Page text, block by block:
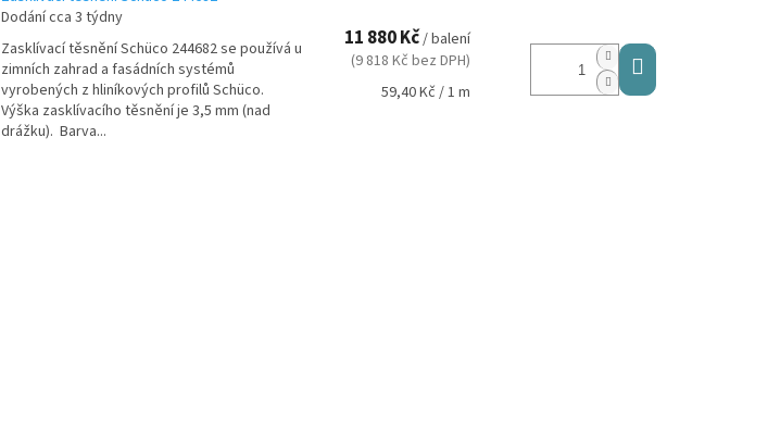
Dodání cca 3 týdny
Zasklívací těsnění Schüco 244682 se používá u
zimních zahrad a fasádních systémů
vyrobených z hliníkových profilů Schüco.
Výška zasklívacího těsnění je 3,5 mm (nad
drážku). Barva...
11 880 Kč/ balení
(9 818 Kč bez DPH)
Měrná
59,40 Kč / 1 m